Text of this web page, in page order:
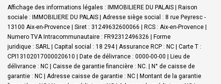
Affichage des informations légales : IMMOBILIERE DU PALAIS | Raison
sociale : IMMOBILIERE DU PALAIS | Adresse siège social : 8 rue Peyresc -
13100 Aix-en-Provence | Siret : 31249632600066 | RCS : Aix-en-Provence |
Numero TVA Intracommunautaire : FR92312496326 | Forme
juridique : SARL | Capital social : 18 294 | Assurance RCP : NC | Carte T :
CPI13102017000020610 | Date de délivrance : 0000-00-00 | Lieu de
délivrance : NC | Caisse de garantie financière : NC. | N° de caisse de
garantie : NC | Adresse caisse de garantie : NC | Montant de la garantie